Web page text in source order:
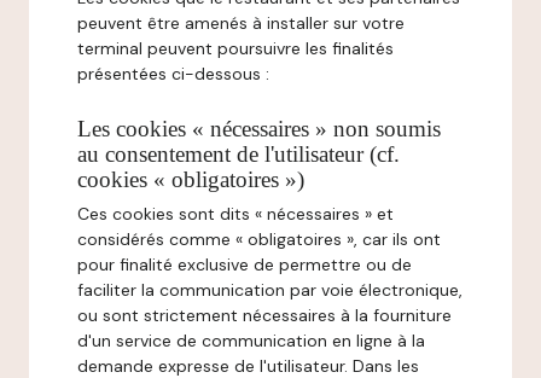
peuvent être amenés à installer sur votre
terminal peuvent poursuivre les finalités
présentées ci-dessous :
Les cookies « nécessaires » non soumis
au consentement de l'utilisateur (cf.
cookies « obligatoires »)
Ces cookies sont dits « nécessaires » et
considérés comme « obligatoires », car ils ont
pour finalité exclusive de permettre ou de
faciliter la communication par voie électronique,
ou sont strictement nécessaires à la fourniture
d'un service de communication en ligne à la
demande expresse de l'utilisateur. Dans les